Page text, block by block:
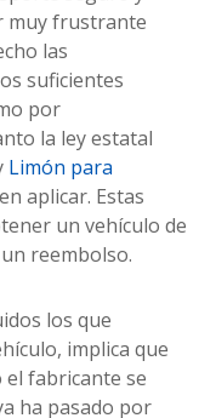
muy frustrante
las
suficientes
por
la ley estatal
Limón para
aplicar. Estas
un vehículo de
reembolso.
los que
implica que
el fabricante se
ha pasado por